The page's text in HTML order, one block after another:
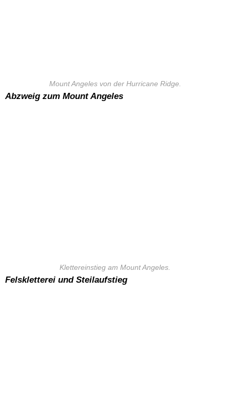
Mount Angeles von der Hurricane Ridge.
Abzweig zum Mount Angeles
Klettereinstieg am Mount Angeles.
Felskletterei und Steilaufstieg